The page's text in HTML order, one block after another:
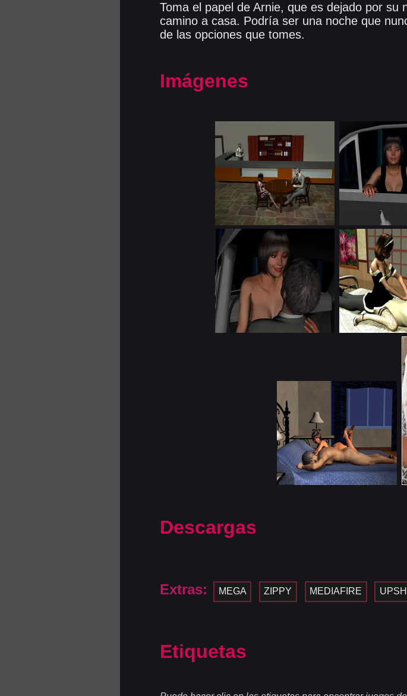
Toma el papel de Arnie, que es dejado por su
camino a casa. Podría ser una noche que
de las opciones que tomes.
Imágenes
Descargas
Extras: MEGA ZIPPY MEDIAFIRE
Etiquetas